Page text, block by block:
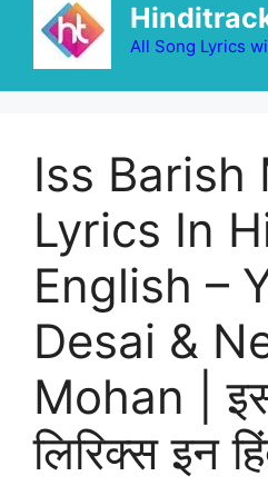
All Song Lyrics
Iss Barish
Lyrics In
English –
Desai &
Mohan |
लिरिक्स इन